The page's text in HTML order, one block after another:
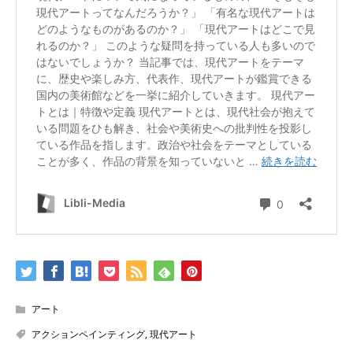
アート
アクションペインティング,現代アート